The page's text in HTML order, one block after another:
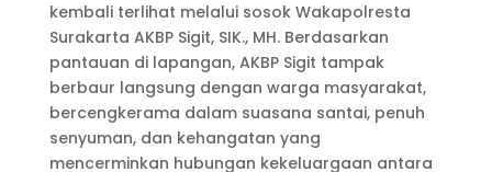
kembali terlihat melalui sosok Wakapolresta
Surakarta AKBP Sigit, SIK., MH. Berdasarkan
pantauan di lapangan, AKBP Sigit tampak
berbaur langsung dengan warga masyarakat,
bercengkerama dalam suasana santai, penuh
senyuman, dan kehangatan yang
mencerminkan hubungan kekeluargaan antara